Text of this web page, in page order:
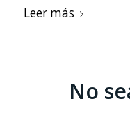
Leer más
No